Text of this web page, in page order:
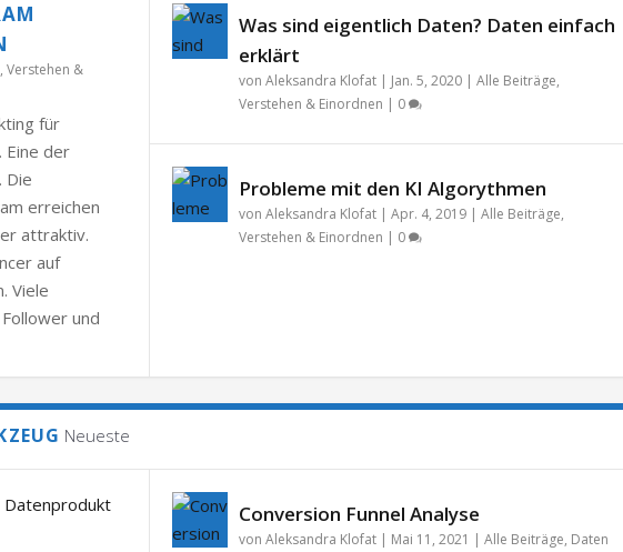
,Verstehen &
für
Eine der
Die
erreichen
attraktiv.
auf
Viele
und
Was sind eigentlich Daten? Daten einfach
erklärt
von Aleksandra Klofat| Jan. 5, 2020| Alle Beiträge,
Verstehen & Einordnen | 0
Probleme mit den KI Algorythmen
von Aleksandra Klofat| Apr. 4, 2019| Alle Beiträge,
Verstehen & Einordnen | 0
Neueste
Conversion Funnel Analyse
von Aleksandra Klofat| Mai 11, 2021 | Alle Beiträge, Daten